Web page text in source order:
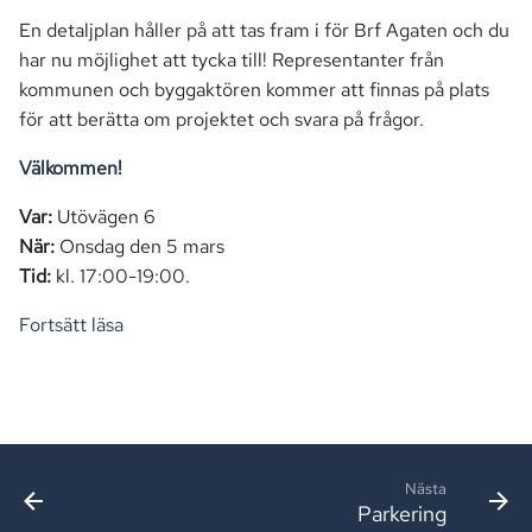
En detaljplan håller på att tas fram i för Brf Agaten och du
har nu möjlighet att tycka till! Representanter från
kommunen och byggaktören kommer att finnas på plats
för att berätta om projektet och svara på frågor.
Välkommen!
Var: Utövägen 6
När: Onsdag den 5 mars
Tid: kl. 17:00-19:00.
Fortsätt läsa
Nästa
Parkering